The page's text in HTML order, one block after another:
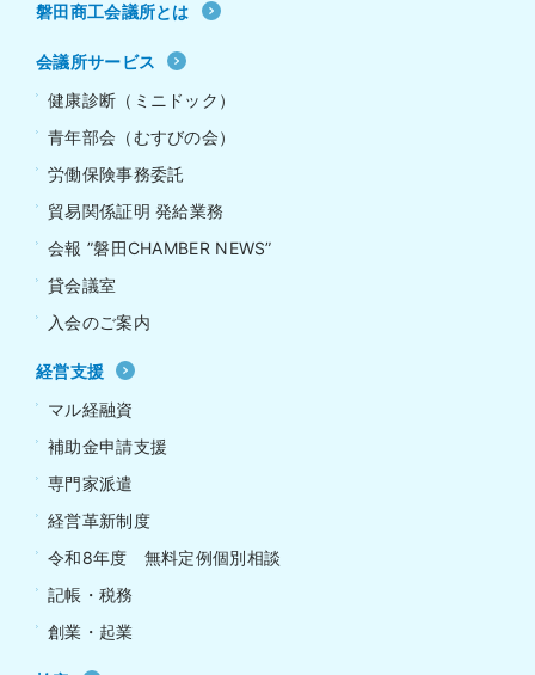
磐田商工会議所とは
会議所サービス
健康診断（ミニドック）
青年部会（むすびの会）
労働保険事務委託
貿易関係証明 発給業務
会報 ”磐田CHAMBER NEWS”
貸会議室
入会のご案内
経営支援
マル経融資
補助金申請支援
専門家派遣
経営革新制度
令和8年度 無料定例個別相談
記帳・税務
創業・起業